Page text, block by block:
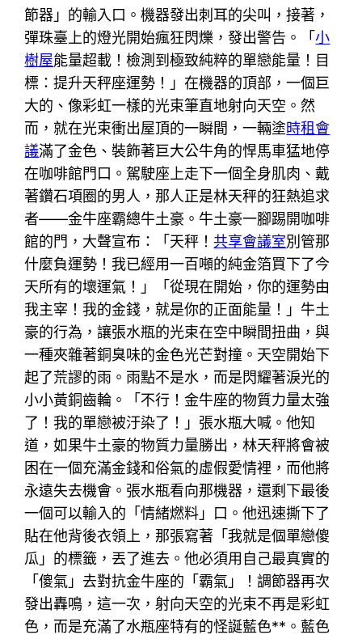
節器」的輸入口。機器發出刺耳的尖叫，接著，
彈珠臺上的燈光開始瘋狂閃爍，發出警告。「小
樹屋能量超載！檢測到極致純粹的單戀能量！目
標：提升天秤座運勢！」在機器的頂部，一個巨
大的、像彩虹一樣的光束筆直地射向天空。然
而，就在光束衝出屋頂的一瞬間，一輛塗時租會
議滿了金色、裝飾著巨大公牛角的悍馬車猛地停
在咖啡館門口。駕駛座上走下一個全身肌肉、戴
著鑽石項圈的男人，那人正是林天秤的狂熱追求
者——金牛座霸總牛土豪。牛土豪一腳踢開咖啡
館的門，大聲宣布：「天秤！共享會議室別管那
什麼負運勢！我已經用一百噸的純金箔買下了今
天所有的壞運氣！」「從現在開始，你的運勢由
我主宰！我的金錢，就是你的正面能量！」牛土
豪的行為，讓張水瓶的光束在空中瞬間扭曲，與
一種夾雜著銅臭味的金色光芒對撞。天空開始下
起了荒謬的雨。雨點不是水，而是閃耀著淚光的
小小黃銅齒輪。「不行！金牛座的物質力量太強
了！我的單戀被汙染了！」張水瓶大喊。他知
道，如果牛土豪的物質力量勝出，林天秤將會被
困在一個充滿金錢和俗氣的虛假愛情裡，而他將
永遠失去機會。張水瓶看向那機器，還剩下最後
一個可以輸入的「情緒燃料」口。他迅速撕下了
貼在他背後衣領上，那張寫著「我就是個單戀傻
瓜」的標籤，丟了進去。他必須用自己最真實的
「傻氣」去對抗金牛座的「霸氣」！調節器再次
發出轟鳴，這一次，射向天空的光束不再是彩虹
色，而是充滿了水瓶座特有的怪誕藍色**。藍色